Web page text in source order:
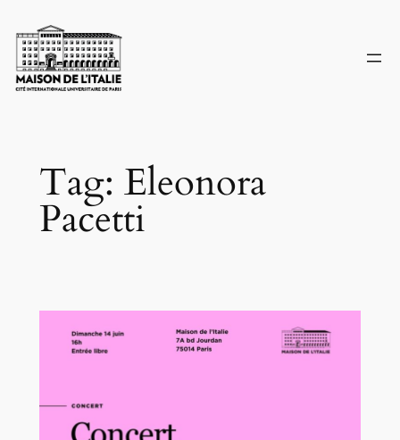
to
content
Tag: Eleonora
Pacetti